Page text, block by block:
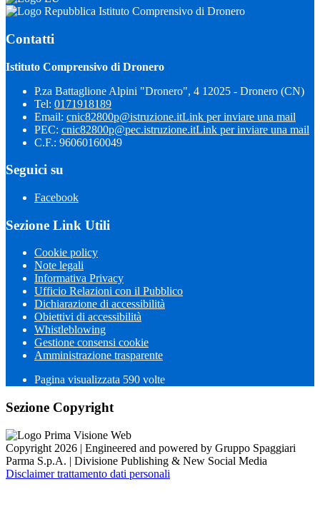
Istituto Comprensivo di Dronero
Contatti
Istituto Comprensivo di Dronero
P.za Battaglione Alpini "Dronero", 4 12025 - Dronero (CN)
Tel: 0171918189
Email: cnic82800p@istruzione.itLink per inviare una mail
PEC: cnic82800p@pec.istruzione.itLink per inviare una mail
C.F.: 96060160049
Seguici su
Facebook
Sezione Link Utili
Cookie policy
Note legali
Informativa Privacy
Ufficio Relazioni con il Pubblico
Dichiarazione di accessibilità
Obiettivi di accessibilità
Whistleblowing
Gestione consensi cookie
Amministrazione trasparente
Pagina visualizzata 590 volte
Sezione Copyright
Copyright 2026 | Engineered and powered by Gruppo Spaggiari
Parma S.p.A. | Divisione Publishing & New Social Media
Disclaimer trattamento dati personali